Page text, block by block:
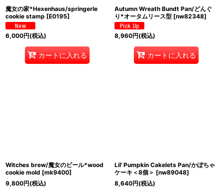
魔女の家*Hexenhaus/springerle
cookie stamp [E0195]
6,000円(税込)
カートに入れる
Autumn Wreath Bundt Pan/どんぐ
り*オータムリース型 [nw82348]
8,960円(税込)
カートに入れる
Witches brew/魔女のビール*wood
cookie mold [mk9400]
9,800円(税込)
Lil' Pumpkin Cakelets Pan/かぼちゃ
ケーキ＜8個＞ [nw89048]
8,640円(税込)